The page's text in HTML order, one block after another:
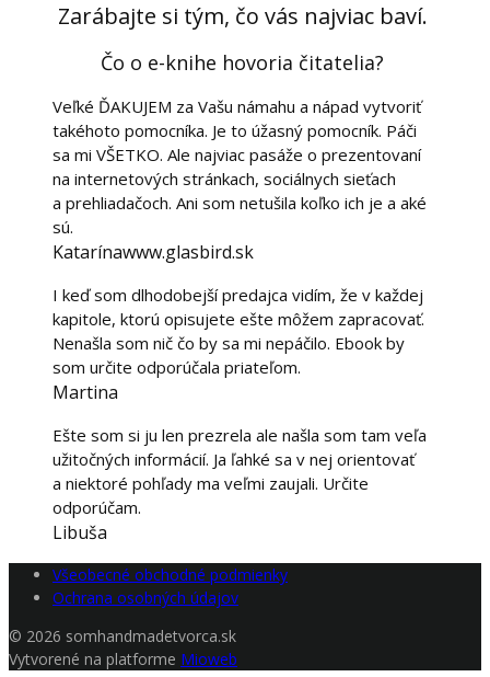
Zarábajte si tým, čo vás najviac baví.
Čo o e-knihe hovoria čitatelia?
Veľké ĎAKUJEM za Vašu námahu a nápad vytvoriť
takéhoto pomocníka. Je to úžasný pomocník. Páči
sa mi VŠETKO. Ale najviac pasáže o prezentovaní
na internetových stránkach, sociálnych sieťach
a prehliadačoch. Ani som netušila koľko ich je a aké
sú.
Katarínawww.glasbird.sk
I keď som dlhodobejší predajca vidím, že v každej
kapitole, ktorú opisujete ešte môžem zapracovať.
Nenašla som nič čo by sa mi nepáčilo. Ebook by
som určite odporúčala priateľom.
Martina
Ešte som si ju len prezrela ale našla som tam veľa
užitočných informácií. Ja ľahké sa v nej orientovať
a niektoré pohľady ma veľmi zaujali. Určite
odporúčam.
Libuša
Všeobecné obchodné podmienky
Ochrana osobných údajov
© 2026 somhandmadetvorca.sk
Vytvorené na platforme Mioweb